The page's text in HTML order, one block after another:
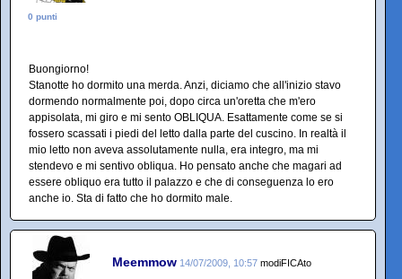
0 punti
Buongiorno!
Stanotte ho dormito una merda. Anzi, diciamo che all'inizio stavo
dormendo normalmente poi, dopo circa un'oretta che m'ero
appisolata, mi giro e mi sento OBLIQUA. Esattamente come se si
fossero scassati i piedi del letto dalla parte del cuscino. In realtà il
mio letto non aveva assolutamente nulla, era integro, ma mi
stendevo e mi sentivo obliqua. Ho pensato anche che magari ad
essere obliquo era tutto il palazzo e che di conseguenza lo ero
anche io. Sta di fatto che ho dormito male.
Meemmow 14/07/2009, 10:57 modiFICAto